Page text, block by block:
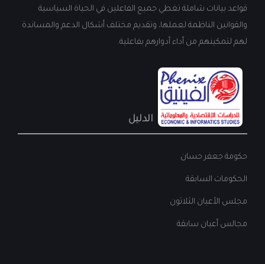
قواعد بيانات شاملة تغطي جميع الفاعلين في الحياة السياسية
والقوانين الناظمة لعملها، وتقديم مختلف أشكال الدعم والمساندة
لهم لتمكينهم من أداء أدوارهم بفاعلية.
الدليل
حكومة جعفر حسان
الحكومات السابقة
مجلس الأعيان الثلاثون
مجالس أعيان سابقة